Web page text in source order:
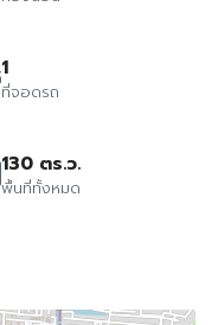
1
ที่จอดรถ
130 ตร.ว.
พื้นที่ทั้งหมด